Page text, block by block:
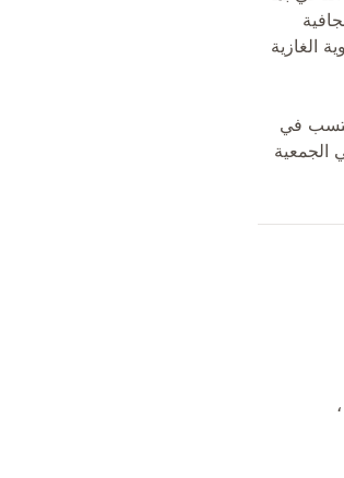
الغازية
في
الجمعية